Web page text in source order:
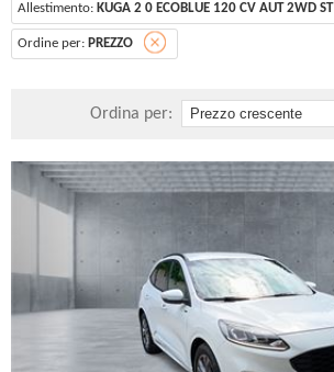
Allestimento: KUGA 2 0 ECOBLUE 120 CV AUT 2WD
Ordine per: PREZZO
Ordina per: